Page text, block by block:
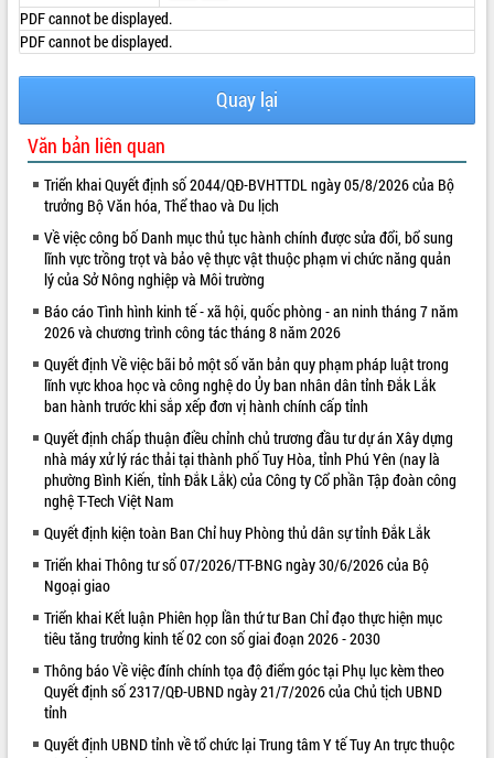
VIDEO
Khám bệnh, cấp phát thuốc miễn phí
và tặng quà người dân xã Cư Pui
Hội nghị UBND tỉnh Đắk Lắk thường kỳ
tháng 7/2026
Lễ truy tặng danh hiệu “Bà Mẹ Việt
Nam Anh hùng” và trao Huân chương
UBND tỉnh Đắk Lắk triển khai nhiệm
vụ 6 tháng cuối năm 2026
Kỳ họp thứ Hai, Hội đồng nhân dân
ALBUM ẢNH
PDF cannot be displayed.
PDF cannot be displayed.
Quay lại
Văn bản liên quan
Triển khai Quyết định số 2044/QĐ-BVHTTDL ngày 05/8/2026 của Bộ
trưởng Bộ Văn hóa, Thể thao và Du lịch
Về việc công bố Danh mục thủ tục hành chính được sửa đổi, bổ sung
lĩnh vực trồng trọt và bảo vệ thực vật thuộc phạm vi chức năng quản
lý của Sở Nông nghiệp và Môi trường
Báo cáo Tình hình kinh tế - xã hội, quốc phòng - an ninh tháng 7 năm
2026 và chương trình công tác tháng 8 năm 2026
Quyết định Về việc bãi bỏ một số văn bản quy phạm pháp luật trong
lĩnh vực khoa học và công nghệ do Ủy ban nhân dân tỉnh Đắk Lắk
ban hành trước khi sắp xếp đơn vị hành chính cấp tỉnh
Quyết định chấp thuận điều chỉnh chủ trương đầu tư dự án Xây dựng
nhà máy xử lý rác thải tại thành phố Tuy Hòa, tỉnh Phú Yên (nay là
phường Bình Kiến, tỉnh Đắk Lắk) của Công ty Cổ phần Tập đoàn công
nghệ T-Tech Việt Nam
Quyết định kiện toàn Ban Chỉ huy Phòng thủ dân sự tỉnh Đắk Lắk
Triển khai Thông tư số 07/2026/TT-BNG ngày 30/6/2026 của Bộ
Ngoại giao
Triển khai Kết luận Phiên họp lần thứ tư Ban Chỉ đạo thực hiện mục
tiêu tăng trưởng kinh tế 02 con số giai đoạn 2026 - 2030
Thông báo Về việc đính chính tọa độ điểm góc tại Phụ lục kèm theo
Quyết định số 2317/QĐ-UBND ngày 21/7/2026 của Chủ tịch UBND
tỉnh
Quyết định UBND tỉnh về tổ chức lại Trung tâm Y tế Tuy An trực thuộc